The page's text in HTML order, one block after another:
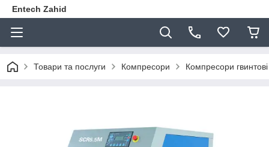
Entech Zahid
Товари та послуги Компресори Компресори